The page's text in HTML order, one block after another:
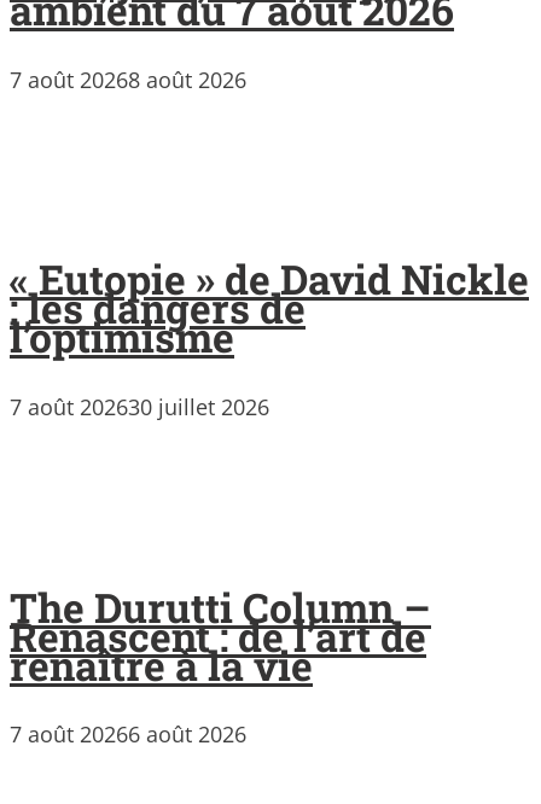
7 août 20268 août 2026
« Eutopie » de David Nickle
: les dangers de
l’optimisme
7 août 202630 juillet 2026
The Durutti Column –
Renascent : de l’art de
renaître à la vie
7 août 20266 août 2026